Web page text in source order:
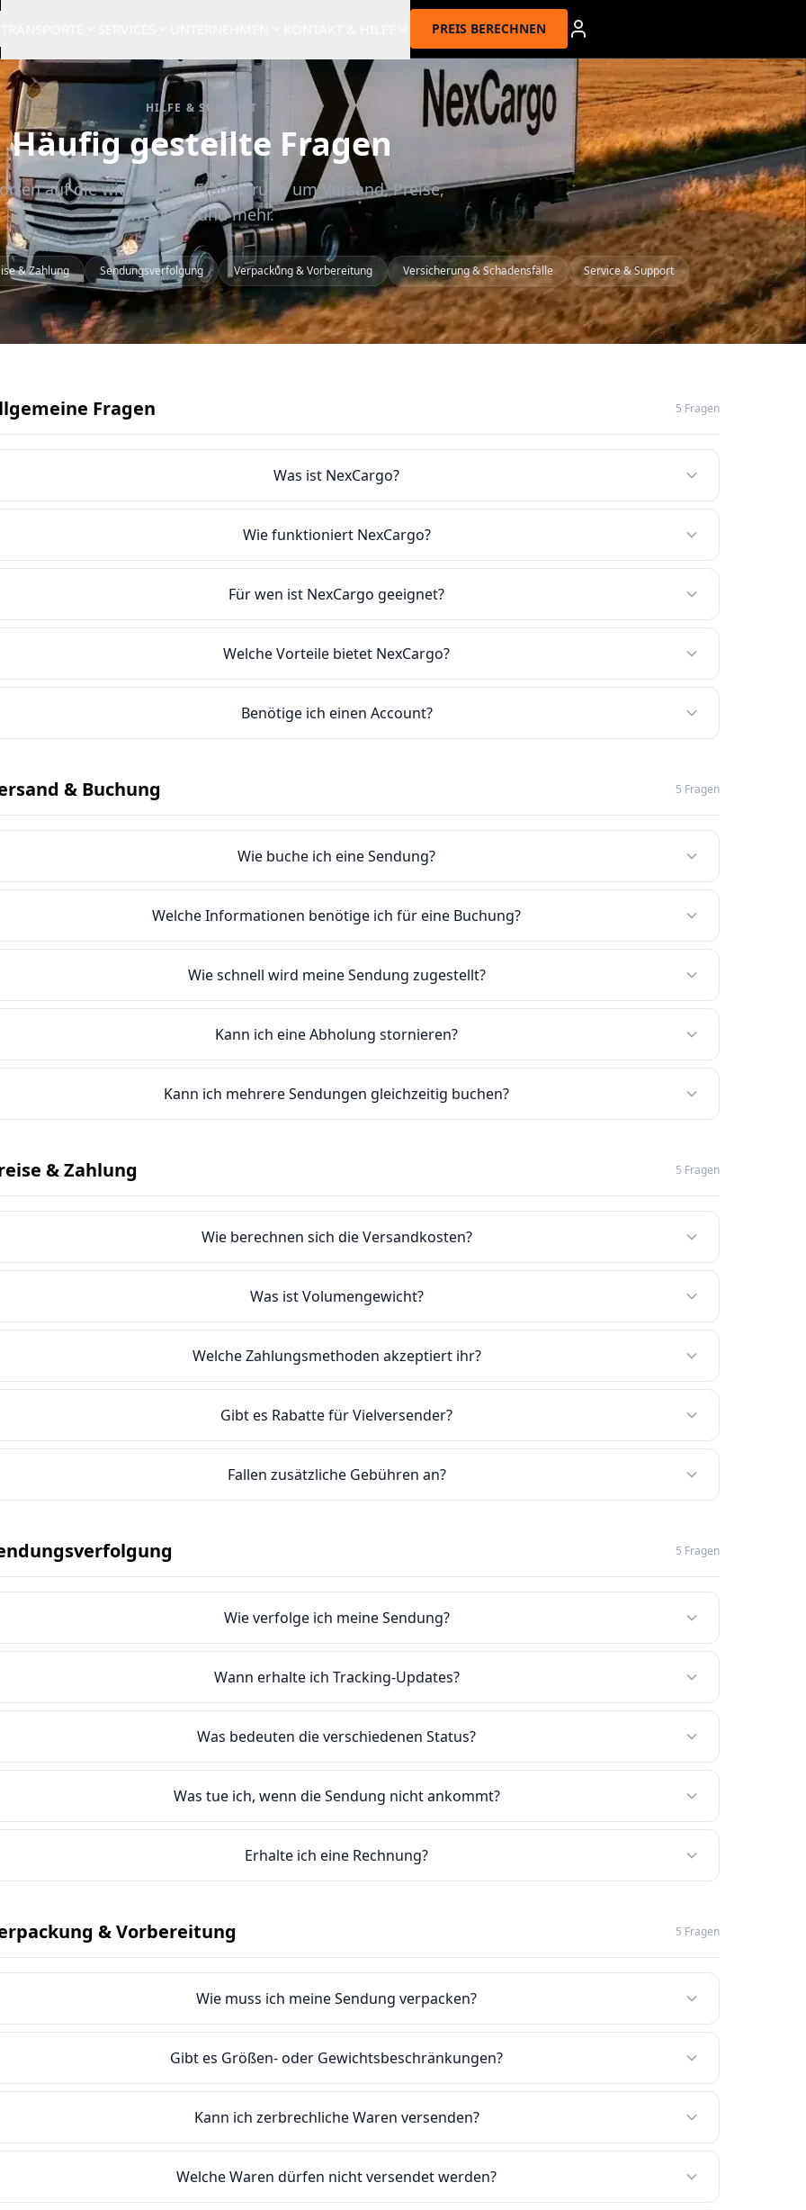
PREIS BERECHNEN
HILFE & SUPPORT
Häufig gestellte Fragen
auf die wichtigsten Fragen rund um Versand, Preise,
Tracking und mehr.
& Zahlung Sendungsverfolgung Verpackung & Vorbereitung Versicherung & Schadensfälle Service & Support
Fragen 5 Fragen
Was ist NexCargo?
Wie funktioniert NexCargo?
Für wen ist NexCargo geeignet?
Welche Vorteile bietet NexCargo?
Benötige ich einen Account?
& Buchung 5 Fragen
Wie buche ich eine Sendung?
Welche Informationen benötige ich für eine Buchung?
Wie schnell wird meine Sendung zugestellt?
Kann ich eine Abholung stornieren?
Kann ich mehrere Sendungen gleichzeitig buchen?
& Zahlung 5 Fragen
Wie berechnen sich die Versandkosten?
Was ist Volumengewicht?
Welche Zahlungsmethoden akzeptiert ihr?
Gibt es Rabatte für Vielversender?
Fallen zusätzliche Gebühren an?
5 Fragen
Wie verfolge ich meine Sendung?
Wann erhalte ich Tracking-Updates?
Was bedeuten die verschiedenen Status?
Was tue ich, wenn die Sendung nicht ankommt?
Erhalte ich eine Rechnung?
& Vorbereitung 5 Fragen
Wie muss ich meine Sendung verpacken?
Gibt es Größen- oder Gewichtsbeschränkungen?
Kann ich zerbrechliche Waren versenden?
Welche Waren dürfen nicht versendet werden?